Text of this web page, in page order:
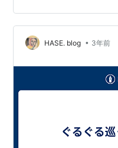
ます。この言葉を使う
トなのかが分からず、
う。優柔不断な性格で
HASE. blog • 3年前